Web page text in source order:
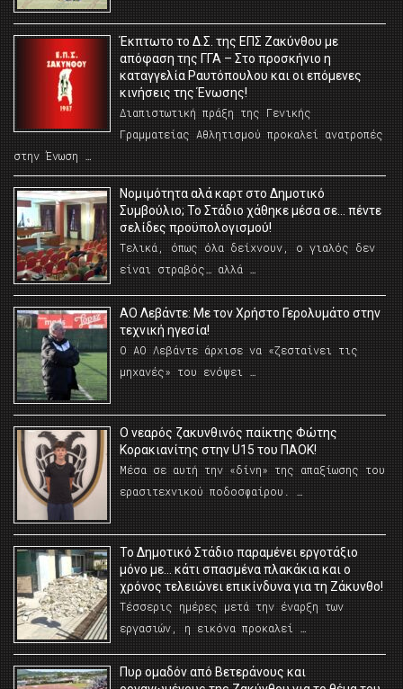
Έκπτωτο το Δ.Σ. της ΕΠΣ Ζακύνθου με
απόφαση της ΓΓΑ – Στο προσκήνιο η
καταγγελία Ραυτόπουλου και οι επόμενες
κινήσεις της Ένωσης!
Διαπιστωτική πράξη της Γενικής
Γραμματείας Αθλητισμού προκαλεί ανατροπές
στην Ένωση …
Νομιμότητα αλά καρτ στο Δημοτικό
Συμβούλιο; Το Στάδιο χάθηκε μέσα σε… πέντε
σελίδες προϋπολογισμού!
Τελικά, όπως όλα δείχνουν, ο γιαλός δεν
είναι στραβός… αλλά …
ΑΟ Λεβάντε: Με τον Χρήστο Γερολυμάτο στην
τεχνική ηγεσία!
Ο ΑΟ Λεβάντε άρχισε να «ζεσταίνει τις
μηχανές» του ενόψει …
O νεαρός ζακυνθινός παίκτης Φώτης
Κορακιανίτης στην U15 του ΠΑΟΚ!
Μέσα σε αυτή την «δίνη» της απαξίωσης του
ερασιτεχνικού ποδοσφαίρου. …
Το Δημοτικό Στάδιο παραμένει εργοτάξιο
μόνο με… κάτι σπασμένα πλακάκια και ο
χρόνος τελειώνει επικίνδυνα για τη Ζάκυνθο!
Τέσσερις ημέρες μετά την έναρξη των
εργασιών, η εικόνα προκαλεί …
Πυρ ομαδόν από Βετεράνους και